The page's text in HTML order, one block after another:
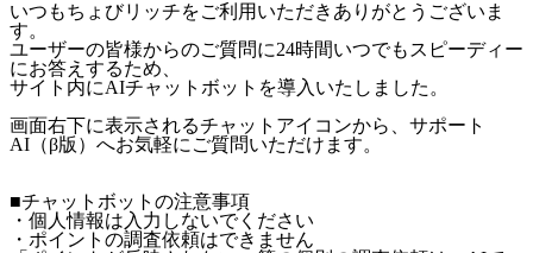
いつもちょびリッチをご利用いただきありがとうございま
す。
ユーザーの皆様からのご質問に24時間いつでもスピーディー
にお答えするため、
サイト内にAIチャットボットを導入いたしました。
画面右下に表示されるチャットアイコンから、サポート
AI（β版）へお気軽にご質問いただけます。
■チャットボットの注意事項
・個人情報は入力しないでください
・ポイントの調査依頼はできません